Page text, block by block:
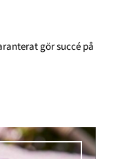
gör succé på